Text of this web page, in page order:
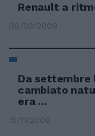
Renault a
08/03/2009
Da settembre
cambiato
era ...
15/11/2008